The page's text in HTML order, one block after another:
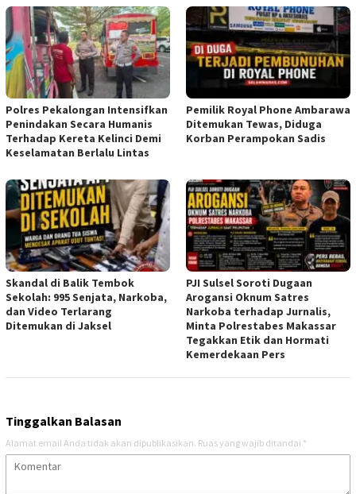
Polres Pekalongan Intensifkan
Penindakan Secara Humanis
Terhadap Kereta Kelinci Demi
Keselamatan Berlalu Lintas
Pemilik Royal Phone Ambarawa
Ditemukan Tewas, Diduga
Korban Perampokan Sadis
Skandal di Balik Tembok
Sekolah: 995 Senjata, Narkoba,
dan Video Terlarang
Ditemukan di Jaksel
PJI Sulsel Soroti Dugaan
Arogansi Oknum Satres
Narkoba terhadap Jurnalis,
Minta Polrestabes Makassar
Tegakkan Etik dan Hormati
Kemerdekaan Pers
Tinggalkan Balasan
Alamat email Anda tidak akan dipublikasikan. Ruas yang wajib ditandai *